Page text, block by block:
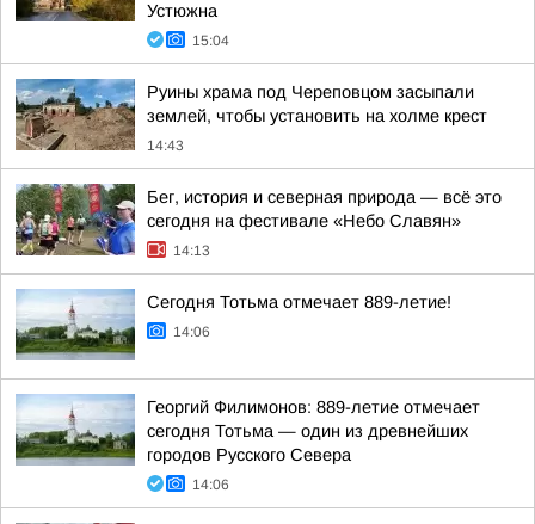
Устюжна
15:04
Руины храма под Череповцом засыпали
землей, чтобы установить на холме крест
14:43
Бег, история и северная природа — всё это
сегодня на фестивале «Небо Славян»
14:13
Сегодня Тотьма отмечает 889-летие!
14:06
Георгий Филимонов: 889-летие отмечает
сегодня Тотьма — один из древнейших
городов Русского Севера
14:06